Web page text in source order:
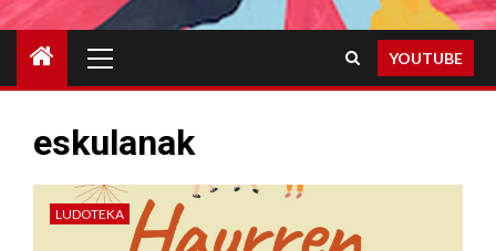
Menu
YOUTUBE
eskulanak
LUDOTEKA